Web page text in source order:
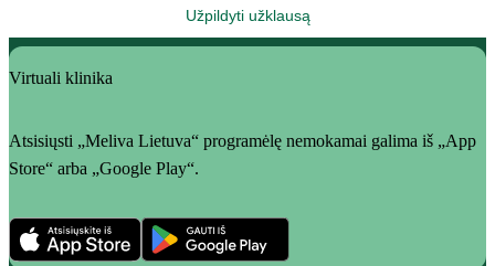
Užpildyti užklausą
Virtuali klinika
Atsisiųsti „Meliva Lietuva“ programėlę nemokamai galima iš „App
Store“ arba „Google Play“.